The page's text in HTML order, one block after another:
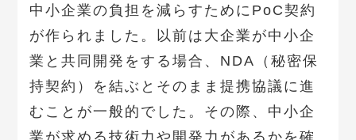
中小企業の負担を減らすためにPoC契約
が作られました。以前は大企業が中小企
業と共同開発をする場合、NDA（秘密保
持契約）を結ぶとそのまま提携協議に進
むことが一般的でした。その際、中小企